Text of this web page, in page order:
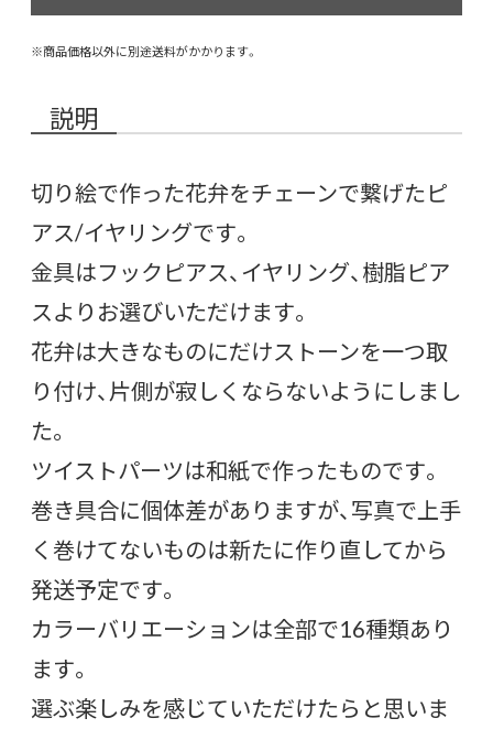
※商品価格以外に別途送料がかかります。
説明
切り絵で作った花弁をチェーンで繋げたピ
アス/イヤリングです。
金具はフックピアス、イヤリング、樹脂ピア
スよりお選びいただけます。
花弁は大きなものにだけストーンを一つ取
り付け、片側が寂しくならないようにしまし
た。
ツイストパーツは和紙で作ったものです。
巻き具合に個体差がありますが、写真で上手
く巻けてないものは新たに作り直してから
発送予定です。
カラーバリエーションは全部で16種類あり
ます。
選ぶ楽しみを感じていただけたらと思いま